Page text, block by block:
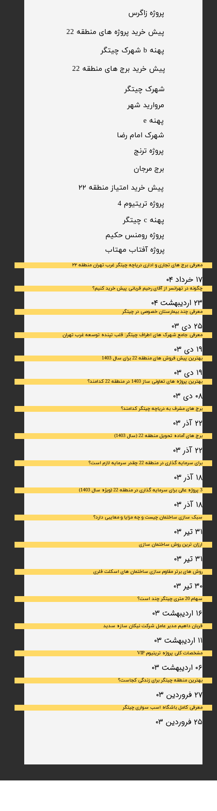
پیش خرید برج های منطقه 22
پهنه b شهرک چیتگر
پیش خرید پروژه های منطقه 22
​پروژه زاگرس
​پروژه ترنج
​شهرک چیتگر
مروارید شهر​​​​​​​
شهرک امام رضا
پهنه e
برج مرجان
معرفی برج های تجاری و اداری دریاچه چیتگر غرب تهران منطقه ۲۲
۱۷ خرداد ۰۴
چگونه در تهرانسر از آقای رحیم قربانی پیش خرید کنیم؟
۲۳ اردیبهشت ۰۴
معرفی چند بیمارستان خصوصی در چیتگر
۲۵ دی ۰۳
معرفی جامع شهرک‌ های اطراف چیتگر: قلب تپنده توسعه غرب تهران
۱۹ دی ۰۳
بهترین پیش فروش های منطقه 22 برای سال 1403
۱۹ دی ۰۳
بهترین پروژه های تعاونی ساز 1403 در منطقه 22 کدامند؟
۰۸ دی ۰۳
برج های مشرف به دریاچه چیتگر کدامند؟
۲۲ آذر ۰۳
برج های آماده تحویل منطقه 22 (سال 1403)
۲۲ آذر ۰۳
برای سرمایه‌ گذاری در منطقه 22 چقدر سرمایه لازم است؟
۱۸ آذر ۰۳
3 پروژه عالی برای سرمایه گذاری در منطقه 22 (ویژه سال 1403)
۱۸ آذر ۰۳
سبک سازی ساختمان چیست و چه مزایا و معایبی دارد؟
۳۱ تیر ۰۳
ارزان ترین روش ساختمان سازی
۳۱ تیر ۰۳
روش های برتر مقاوم سازی ساختمان های اسکلت فلری
۳۰ تیر ۰۳
سهام 20 متری چیتگر چند است؟
۱۶ اردیبهشت ۰۳
قربان داهیم مدیر عامل شرکت نیکان سازه سدید
۱۱ اردیبهشت ۰۳
مشخصات کلی پروژه تریتیوم VIP
۰۶ اردیبهشت ۰۳
بهترین منطقه چیتگر برای زندگی کجاست؟
۲۷ فروردین ۰۳
معرفی کامل باشگاه اسب سواری چیتگر
۲۵ فروردین ۰۳
پیش خرید امتیاز منطقه ۲۲​​​​​​​
​پروژه آفتاب مهتاب
پروژه رومنس حکیم
پهنه c چیتگر
پروژه تریتیوم 4